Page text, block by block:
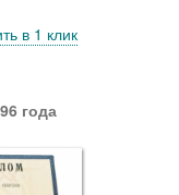
в 1 клик
года